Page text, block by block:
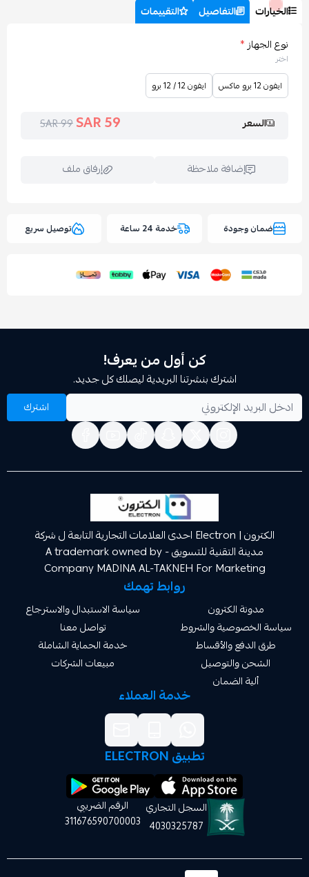
التفاصيل
التقييمات
ايفون 12 / 12 برو
إضافة ملاحظة
خدمة 24 ساعة توصيل سريع
كن أول من يعرف!
اشترك بنشرتنا البريدية ليصلك كل جديد.
الكترون | Electron احدى العلامات التجارية التابعة ل شركة
مدينة التقنية للتسويق A trademark owned by -
Company MADINA AL-TAKNEH For
روابط تهمك
والشروط
والأقساط
والتوصيل
سياسة الاستبدال والاسترجاع
خدمة الحماية الشاملة
مبيعات الشركات
خدمة العملاء
السجل التجاري
4030325787
الرقم الضريبي
311676590700003